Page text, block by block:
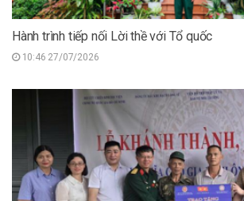
Hành trình tiếp nối Lời thề với Tổ quốc
10:46 27/07/2026